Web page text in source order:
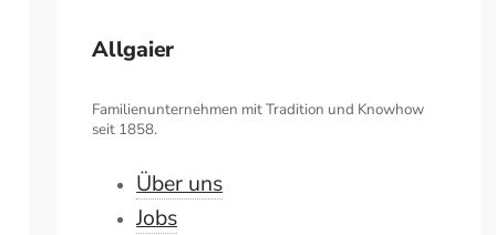
Allgaier
Familienunternehmen mit Tradition und Knowhow
seit 1858.
Über uns
Jobs